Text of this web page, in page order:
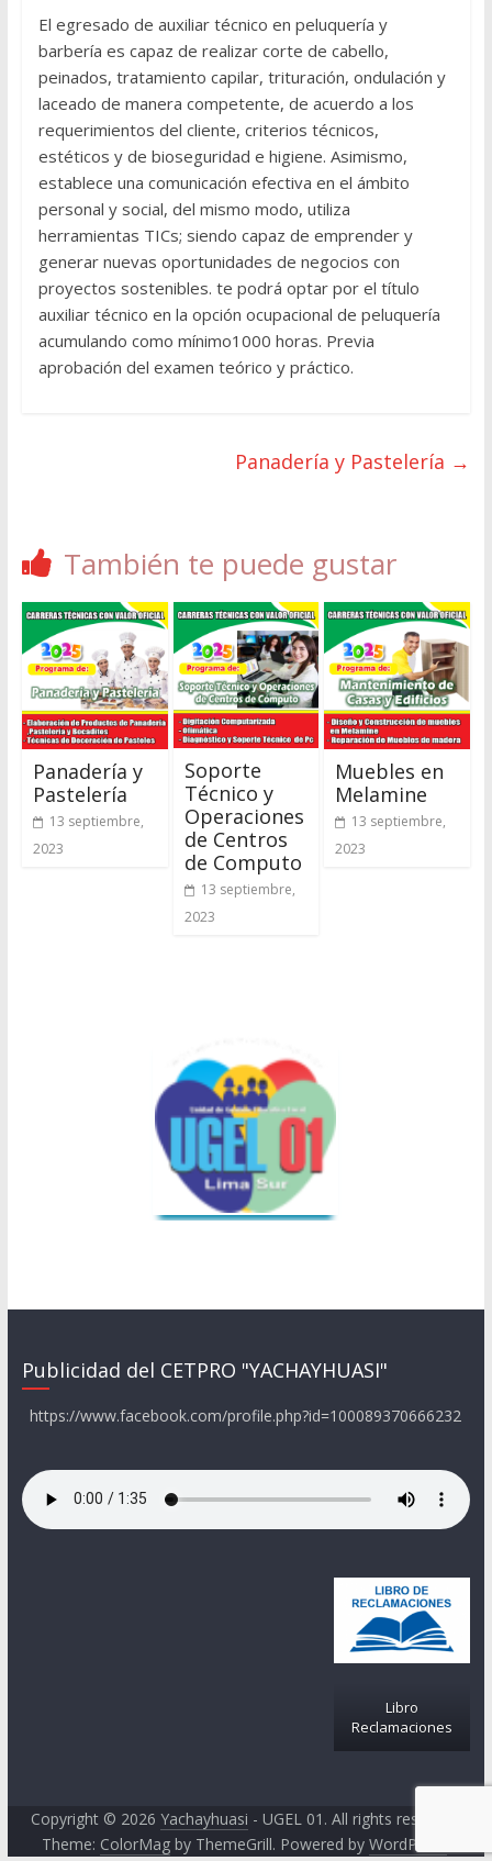
El egresado de auxiliar técnico en peluquería y
barbería es capaz de realizar corte de cabello,
peinados, tratamiento capilar, trituración, ondulación y
laceado de manera competente, de acuerdo a los
requerimientos del cliente, criterios técnicos,
estéticos y de bioseguridad e higiene. Asimismo,
establece una comunicación efectiva en el ámbito
personal y social, del mismo modo, utiliza
herramientas TICs; siendo capaz de emprender y
generar nuevas oportunidades de negocios con
proyectos sostenibles. te podrá optar por el título
auxiliar técnico en la opción ocupacional de peluquería
acumulando como mínimo1000 horas. Previa
aprobación del examen teórico y práctico.
Panadería y Pastelería →
También te puede gustar
Panadería y
Pastelería
13 septiembre,
2023
Soporte
Técnico y
Operaciones
de Centros
de Computo
13 septiembre,
2023
Muebles en
Melamine
13 septiembre,
2023
Publicidad del CETPRO "YACHAYHUASI"
https://www.facebook.com/profile.php?id=100089370666232
Libro
Reclamaciones
Copyright © 2026 Yachayhuasi - UGEL 01. All rights reserved.
Theme: ColorMagby ThemeGrill. Powered by WordPress